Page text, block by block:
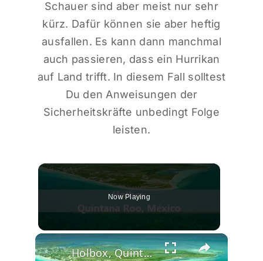
Schauer sind aber meist nur sehr
kürz. Dafür können sie aber heftig
ausfallen. Es kann dann manchmal
auch passieren, dass ein Hurrikan
auf Land trifft. In diesem Fall solltest
Du den Anweisungen der
Sicherheitskräfte unbedingt Folge
leisten.
Now Playing
×
Holbox, Quintana Roo, México